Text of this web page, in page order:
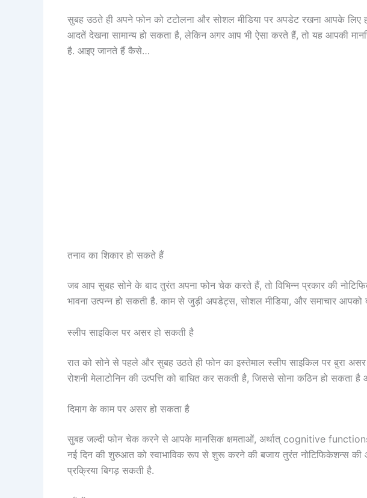
सुबह उठते ही अपने फोन को टटोलना और सोशल मीडिया पर अपडेट रखना आपके लिए
आदतें देखना सामान्य हो सकता है, लेकिन अगर आप भी ऐसा करते हैं, तो यह आपकी
है. आइए जानते हैं कैसे…
तनाव का शिकार हो सकते हैं
जब आप सुबह सोने के बाद तुरंत अपना फोन चेक करते हैं, तो विभिन्न प्रकार की
भावना उत्पन्न हो सकती है. काम से जुड़ी अपडेट्स, सोशल मीडिया, और समाचार आपको
स्लीप साइकिल पर असर हो सकती है
रात को सोने से पहले और सुबह उठते ही फोन का इस्तेमाल स्लीप साइकिल पर बुरा
रोशनी मेलाटोनिन की उत्पत्ति को बाधित कर सकती है, जिससे सोना कठिन हो सकता
दिमाग के काम पर असर हो सकता है
सुबह जल्दी फोन चेक करने से आपके मानसिक क्षमताओं, अर्थात् cognitive
नई दिन की शुरुआत को स्वाभाविक रूप से शुरू करने की बजाय तुरंत नोटिफिकेशन्स
प्रक्रिया बिगड़ सकती है.